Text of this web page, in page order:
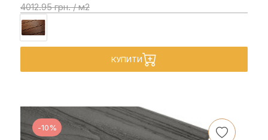
4012.95 грн. / м2
КУПИТИ
-10%